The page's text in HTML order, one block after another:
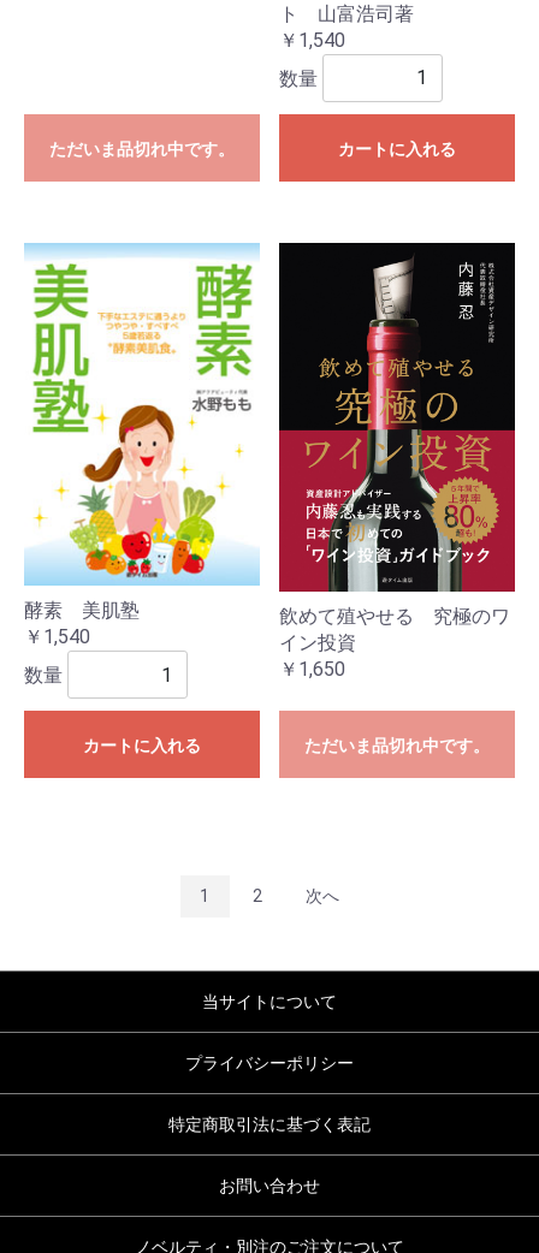
ただいま品切れ中です。
ト 山富浩司著
￥1,540
数量
カートに入れる
酵素 美肌塾
￥1,540
数量
カートに入れる
飲めて殖やせる 究極のワ
イン投資
￥1,650
ただいま品切れ中です。
1 2 次へ
当サイトについて
プライバシーポリシー
特定商取引法に基づく表記
お問い合わせ
ノベルティ・別注のご注文について